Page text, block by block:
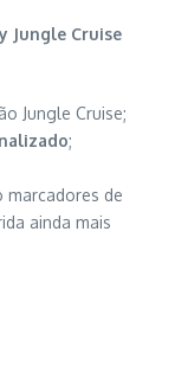
Jungle Cruise
Jungle Cruise;
;
marcadores de
ainda mais